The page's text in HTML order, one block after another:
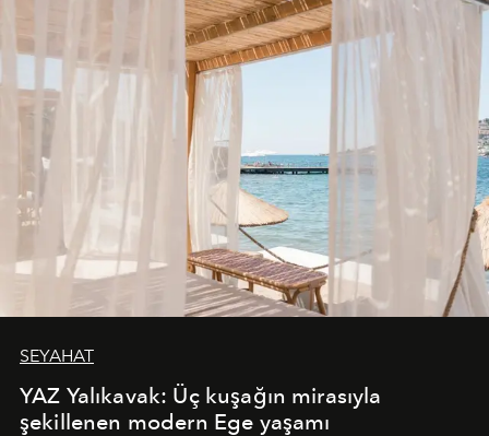
SEYAHAT
YAZ Yalıkavak: Üç kuşağın mirasıyla
şekillenen modern Ege yaşamı